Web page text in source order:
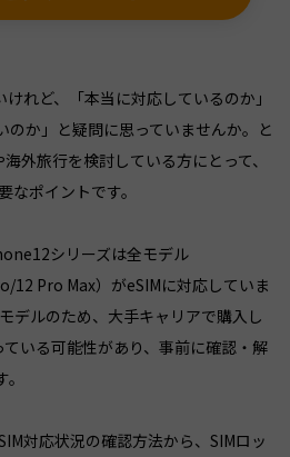
れど、「本当に対応しているのか」
のか」と疑問に思っていませんか。と
外旅行を検討している方にとって、
なポイントです。
シリーズは全モデル
12 Pro Max）がeSIMに対応していま
デルのため、大手キャリアで購入し
いる可能性があり、事前に確認・解
対応状況の確認方法から、SIMロッ